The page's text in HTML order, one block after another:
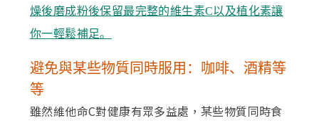
燥後磨成粉後保留最完整的維生素C以及植化素讓
你一輕鬆補足。
避免與某些物質同時服用：咖啡、酒精等
等
雖然維他命C對健康有眾多益處，某些物質同時食